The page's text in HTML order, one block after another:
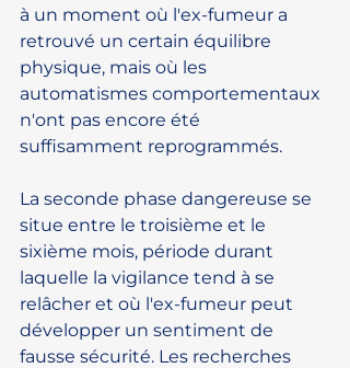
à un moment où l'ex-fumeur a
retrouvé un certain équilibre
physique, mais où les
automatismes comportementaux
n'ont pas encore été
suffisamment reprogrammés.
La seconde phase dangereuse se
situe entre le troisième et le
sixième mois, période durant
laquelle la vigilance tend à se
relâcher et où l'ex-fumeur peut
développer un sentiment de
fausse sécurité. Les recherches